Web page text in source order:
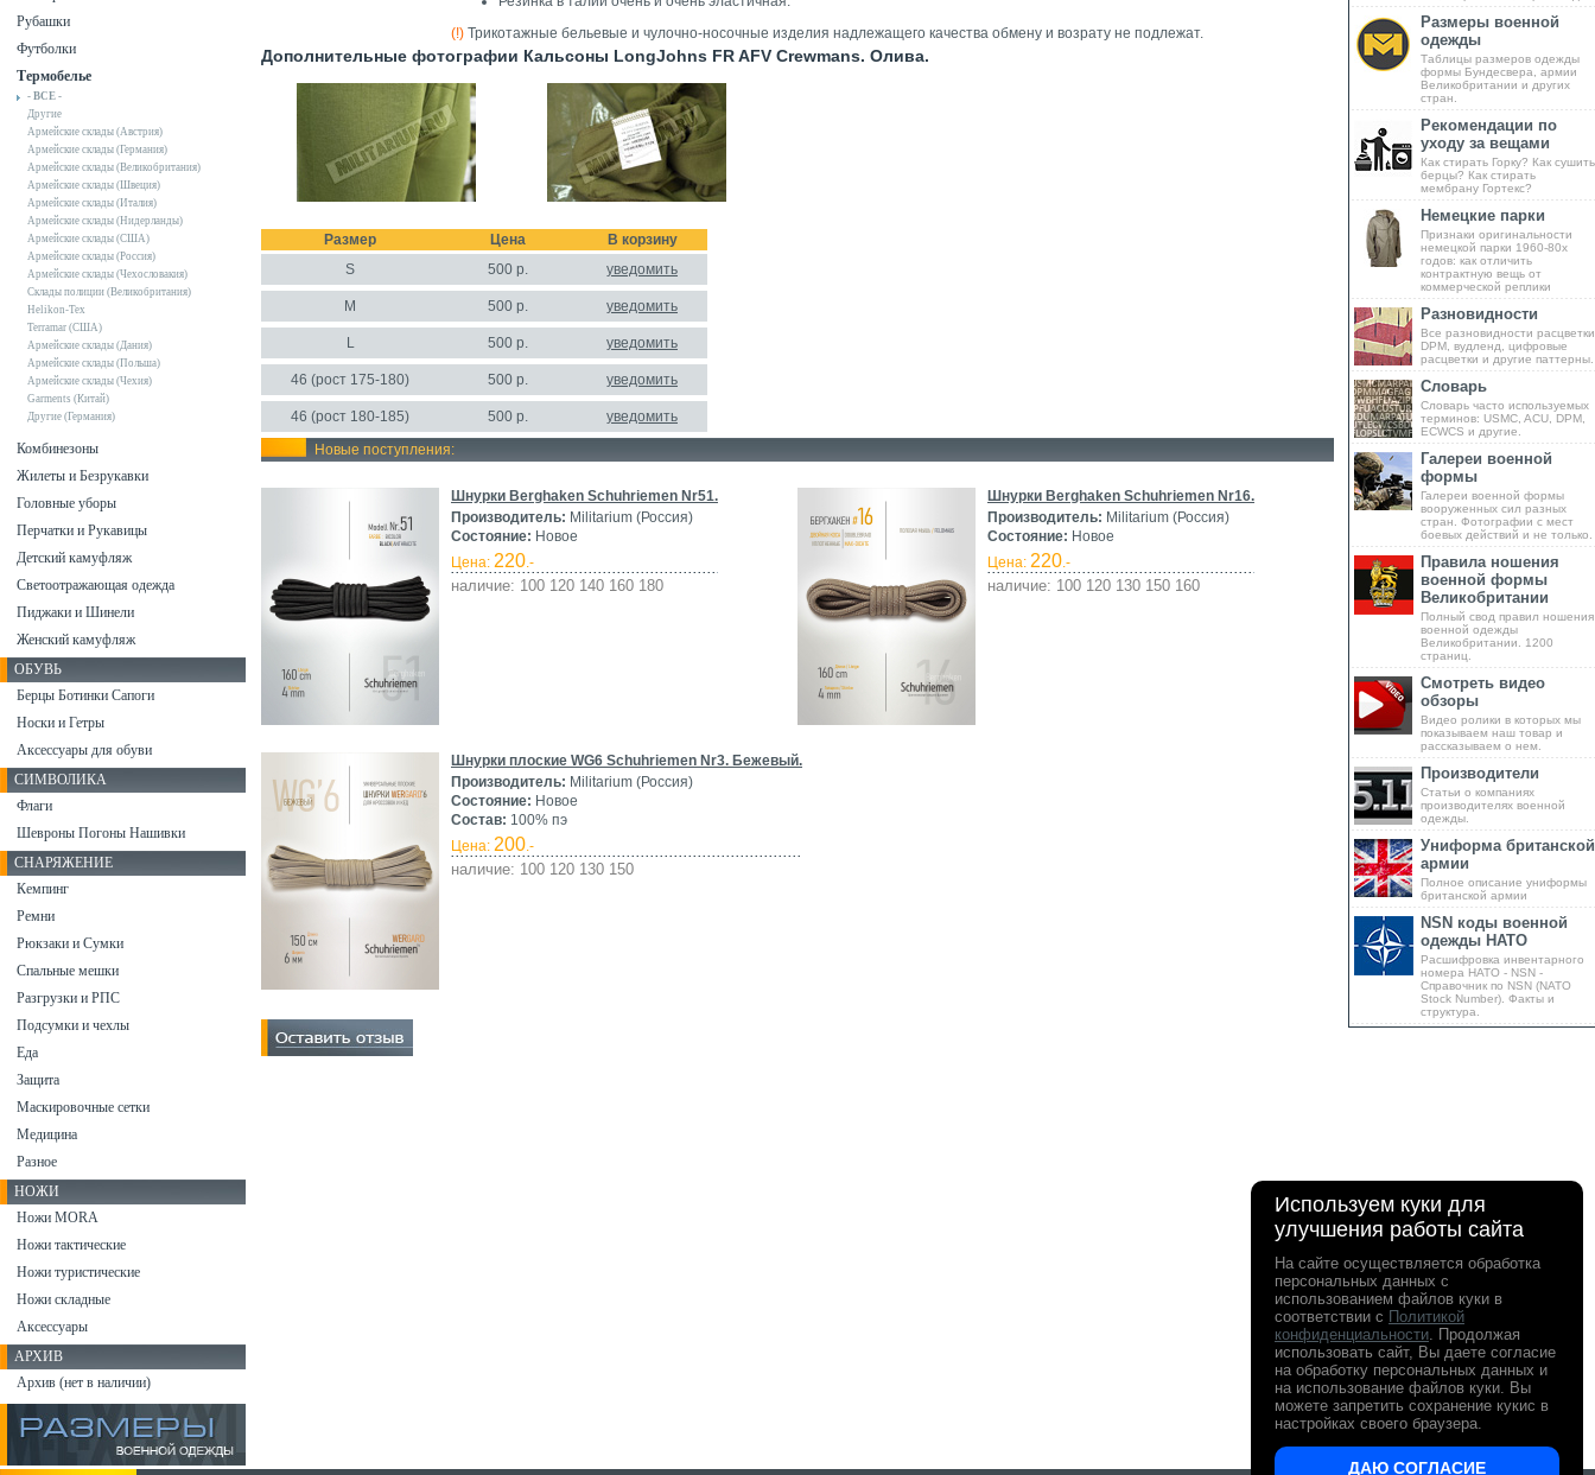
(!) Трикотажные бельевые и чулочно-носочные изделия надлежащего качества обмену и возрату не подлежат.
Дополнительные фотографии Кальсоны LongJohns FR AFV Crewmans. Олива.
Размер Цена
В корзину
S
500 р. уведомить
M 500 р. уведомить
L 500 р. уведомить
46 (рост 175-180) 500 р. уведомить
46 (рост 180-185) 500 р.
уведомить
Новые поступления:
Шнурки Berghaken Schuhriemen Nr51.
Производитель: Militarium (Россия)
Состояние: Новое
Цена: 220.-
наличие: 100 120 140 160 180
Шнурки Berghaken Schuhriemen Nr16.
Производитель: Militarium (Россия)
Состояние: Новое
Цена: 220.-
наличие: 100 120 130 150 160
Шнурки плоские WG6 Schuhriemen Nr3. Бежевый.
Производитель: Militarium (Россия)
Состояние: Новое
Состав: 100% пэ
Цена: 200.-
наличие: 100 120 130 150
Рубашки
Футболки
Термобелье
- ВСЕ -
Другие
Армейские склады (Австрия)
Армейские склады (Германия)
Армейские склады (Великобритания)
Армейские склады (Швеция)
Армейские склады (Италия)
Армейские склады (Нидерланды)
Армейские склады (США)
Армейские склады (Россия)
Армейские склады (Чехословакия)
Склады полиции (Великобритания)
Helikon-Tex
Terramar (США)
Армейские склады (Дания)
Армейские склады (Польша)
Армейские склады (Чехия)
Garments (Китай)
Другие (Германия)
Комбинезоны
Жилеты и Безрукавки
Головные уборы
Перчатки и Рукавицы
Детский камуфляж
Светоотражающая одежда
Пиджаки и Шинели
Женский камуфляж
ОБУВЬ
Берцы Ботинки Сапоги
Носки и Гетры
Аксессуары для обуви
СИМВОЛИКА
Флаги
Шевроны Погоны Нашивки
СНАРЯЖЕНИЕ
Кемпинг
Ремни
Рюкзаки и Сумки
Спальные мешки
Разгрузки и РПС
Подсумки и чехлы
Еда
Защита
Маскировочные сетки
Медицина
Разное
НОЖИ
Ножи MORA
Ножи тактические
Ножи туристические
Ножи складные
Аксессуары
АРХИВ
Архив (нет в наличии)
Размеры военной
одежды
Таблицы размеров одежды
формы Бундесвера, армии
Великобритании и других
стран.
Рекомендации по
уходу за вещами
Как стирать Горку? Как сушить
берцы? Как стирать
мембрану Гортекс?
Немецкие парки
Признаки оригинальности
немецкой парки 1960-80х
годов: как отличить
контрактную вещь от
коммерческой реплики
Разновидности
Все разновидности расцветки
DPM, вудленд, цифровые
расцветки и другие паттерны.
Словарь
Словарь часто используемых
терминов: USMC, ACU, DPM,
ECWCS и другие.
Галереи военной
формы
Галереи военной формы
вооруженных сил разных
стран. Фотографии с мест
боевых действий и не только.
Правила ношения
военной формы
Великобритании
Полный свод правил ношения
военной одежды
Великобритании. 1200
страниц.
Смотреть видео
обзоры
Видео ролики в которых мы
показываем наш товар и
рассказываем о нем.
Производители
Статьи о компаниях
производителях военной
одежды.
Униформа британской
армии
Полное описание униформы
британской армии
NSN коды военной
одежды НАТО
Расшифровка инвентарного
номера НАТО - NSN -
Справочник по NSN (NATO
Stock Number). Факты и
структура.
Используем куки для
улучшения работы сайта
На сайте осуществляется обработка
персональных данных с
использованием файлов куки в
соответствии с Политикой
конфиденциальности. Продолжая
использовать сайт, Вы даете согласие
на обработку персональных данных и
на использование файлов куки. Вы
можете запретить сохранение кукис в
настройках своего браузера.
ДАЮ СОГЛАСИЕ